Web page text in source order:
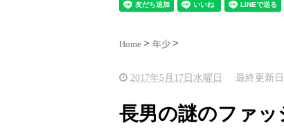
Home 年少
2017年5月17日水曜日 最終更新
長男の謎のファ